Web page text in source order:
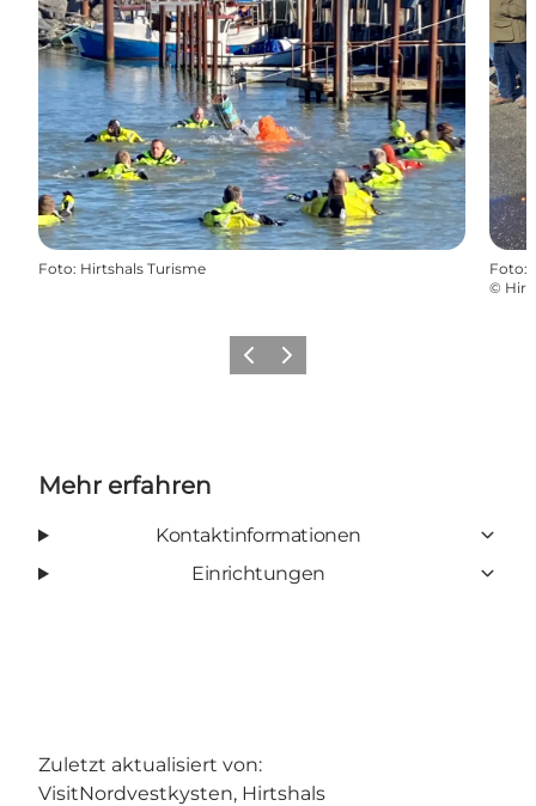
Foto: Hirtshals Turisme Foto:
©
ZurückWeiter
Mehr erfahren
Kontaktinformationen
Einrichtungen
Zuletzt aktualisiert von:
VisitNordvestkysten, Hirtshals